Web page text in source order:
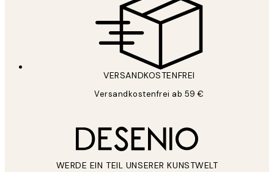
VERSANDKOSTENFREI
Versandkostenfrei ab 59 €
WERDE EIN TEIL UNSERER KUNSTWELT